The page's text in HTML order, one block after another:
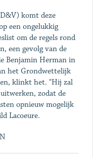
komt deze
een ongelukkig
om de regels rond
een gevolg van de
Benjamin Herman in
het Grondwettelijk
klinkt het. "Hij zal
zodat de
opnieuw mogelijk
Lacoeure.